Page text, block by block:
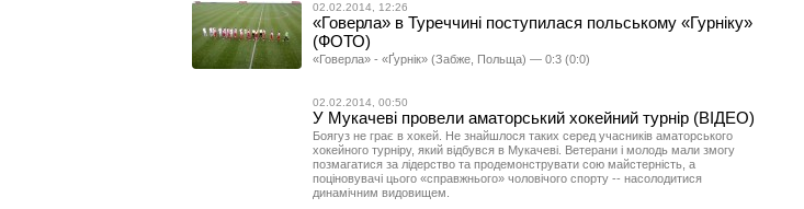
02.02.2014, 12:26
«Говерла» в Туреччині поступилася польському «Гурніку»
(ФОТО)
«Говерла» - «Ґурнік» (Забже, Польща) — 0:3 (0:0)
02.02.2014, 00:50
У Мукачеві провели аматорський хокейний турнір (ВІДЕО)
Боягуз не грає в хокей. Не знайшлося таких серед учасників аматорського
хокейного турніру, який відбувся в Мукачеві. Ветерани і молодь мали змогу
позмагатися за лідерство та продемонструвати сою майстерність, а
поціновувачі цього «справжнього» чоловічого спорту -- насолодитися
динамічним видовищем.